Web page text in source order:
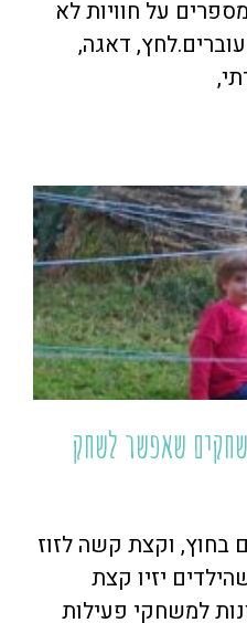
על חוויות לא
דאגה,
במרפסת – 10 משחקים שאפשר לשחק
בחוץ, וקצת קשה לזוז
יזיו קצת
למשחקי פעילות